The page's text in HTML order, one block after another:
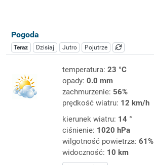
Pogoda
Teraz Dzisiaj Jutro Pojutrze
temperatura: 23 °C
opady: 0.0 mm
zachmurzenie: 56%
prędkość wiatru: 12 km/h
kierunek wiatru: 14 °
ciśnienie: 1020 hPa
wilgotność powietrza: 61%
widoczność: 10 km